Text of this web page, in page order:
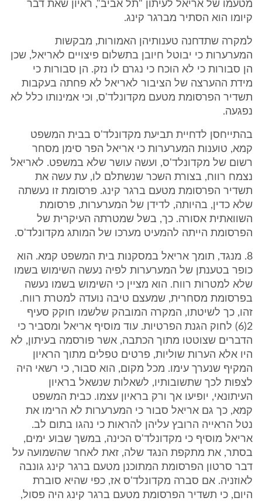
מטעמו של אריאל לעיתון "תל אביב", ראיון שאת דבר
קיומו הוא הסתיר מברגר קינג.
למקרה שתדחנה טענותיהן האמורות, מבקשות
המערערות כי יבוטל חיובן בתשלום פיצויים לאריאל, שכן
הן סבורות כי לא הוכח כי נגרם לו נזק. הן סבורות כי
מידת ההערצה של הציבור לאריאל לא פחתה בעקבות
תשדיר הפרסומת מטעם מקדונלד'ס, וכי אמינותו כלל לא
נפגעה.
בהתייחסן לדחיית תביעת מקדונלד'ס בבית המשפט
קמא, טוענות המערערות כי אריאל הפר סימן מסחר
רשום של מקדונלד'ס, ועשה עושר שלא במשפט. לאריאל
נצמח רווח, בצורת השכר שנשתלם לו, עת עשה את
תשדיר הפרסומת מטעם ברגר קינג. פרסומת זו נעשתה
שלא כדין, בהיותה, לדידן של המערערות, פרסומת
השוואתית אסורה. כך, בשל שמטרתה העיקרית של
הפרסומת הייתה להמעיט מערכו של המותג מקדונלד'ס.
8. מנגד, תומך אריאל במסקנות בית המשפט קמא. הוא
כופר בטענתן של המערערות לפיה נעשה השימוש בשמו
שלא למטרות רווח. הוא מציין כי השימוש בשמו נעשה
בפרסומת מסחרית, שמעצם טיבה נועדה למטרת רווח.
זהו, כך לשיטתו, המקרה המובהק שלשמו חוקק סעיף
2(6) לחוק הגנת הפרטיות. עוד מוסיף אריאל ומסביר כי
הדברים שצוטטו מתוך הכתבה, אשר פורסמה בעיתון, לא
היו אלא הערות שוליות, פרטים טפלים מתוך הראיון
המקיף שנערך עימו. מכל מקום, הוא סבור, כי רשאי היה
לצפות לכך שתשובותיו, לשאלות שנשאל בראיון
העיתונאי, יופיעו אך ורק בראיון עצמו. כבית המשפט
קמא, כך גם אריאל סבור כי המערערות לא הרימו את
נטל הראייה הרובץ עליהן להראות כי נהגו בתום לב.
אריאל מוסיף כי מקדונלד'ס הכינה, במשך שבוע ימים,
בסתר, את מתקפת הנגד שלה, זאת לאחר שהשמועה על
דבר סרטון הפרסומת המתוכנן מטעם ברגר קינג גונבה
לאוזניה. אם סברה מקדונלד'ס אז, כפי שהיא סוברת
היום, כי תשדיר הפרסומת מטעם ברגר קינג היה פסול,